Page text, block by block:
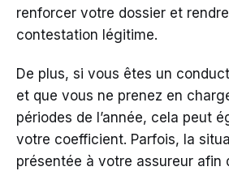
renforcer votre dossier et
contestation légitime.
De plus, si vous êtes un
et que vous ne prenez en
périodes de l’année, cela peut
votre coefficient. Parfois, la
présentée à votre assureur afin